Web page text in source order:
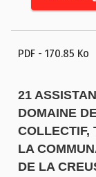
PDF - 170.85 Ko
21
DOMAINE
COLLECTIF,
LA
DE LA